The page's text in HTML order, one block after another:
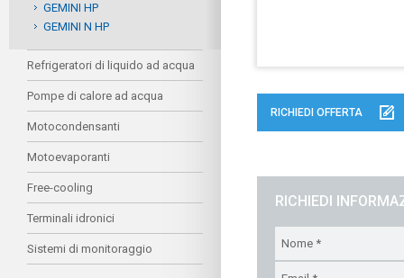
GEMINI HP
GEMINI N HP
Refrigeratori di liquido ad acqua
Pompe di calore ad acqua
Motocondensanti
Motoevaporanti
Free-cooling
Terminali idronici
Sistemi di monitoraggio
RICHIEDI OFFERTA
RICHIEDI